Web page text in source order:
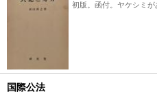
初版。函付。ヤケシミが
国際公法